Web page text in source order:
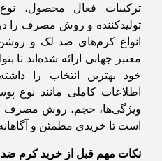
ترکیبات فعال محصول،
تولیدکننده و روش مصرف را در
انواع کرم‌های ضد لک و روشن
معتبر جهانی ارائه شده‌اند تا
خود بهترین انتخاب را
اطلاعات کاملی مانند نوع
ویژگی‌ها، حجم، روش مصرف
است تا خریدی مطمئن و
نکات مهم قبل از خرید کرم